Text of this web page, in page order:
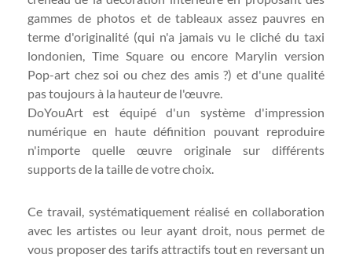
gammes de photos et de tableaux assez pauvres en
terme d'originalité (qui n'a jamais vu le cliché du taxi
londonien, Time Square ou encore Marylin version
Pop-art chez soi ou chez des amis ?) et d'une qualité
pas toujours à la hauteur de l'œuvre.
DoYouArt est équipé d'un système d'impression
numérique en haute définition pouvant reproduire
n'importe quelle œuvre originale sur différents
supports de la taille de votre choix.
Ce travail, systématiquement réalisé en collaboration
avec les artistes ou leur ayant droit, nous permet de
vous proposer des tarifs attractifs tout en reversant un